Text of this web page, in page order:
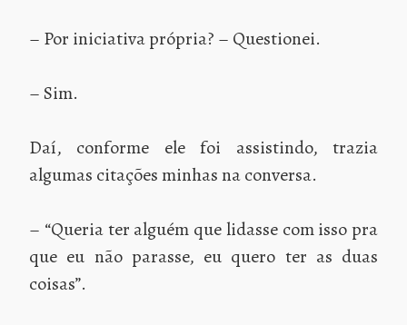
– Por iniciativa própria? – Questionei.
– Sim.
Daí, conforme ele foi assistindo, trazia
algumas citações minhas na conversa.
– “Queria ter alguém que lidasse com isso pra
que eu não parasse, eu quero ter as duas
coisas”.